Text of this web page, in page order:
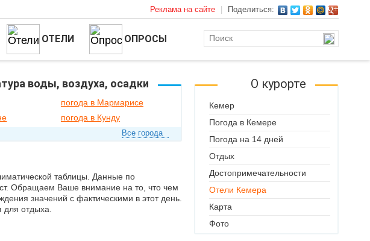
Реклама на сайте Поделиться:
ОТЕЛИ ОПРОСЫ
воды, воздуха, осадки
погода в Мармарисе
погода в Кунду
Все города
таблицы. Данные по
Обращаем Ваше внимание на то, что чем
значений с фактическими в этот день.
отдыха.
О курорте
Кемер
Погода в Кемере
Погода на 14 дней
Отдых
Достопримечательности
Отели Кемера
Карта
Фото